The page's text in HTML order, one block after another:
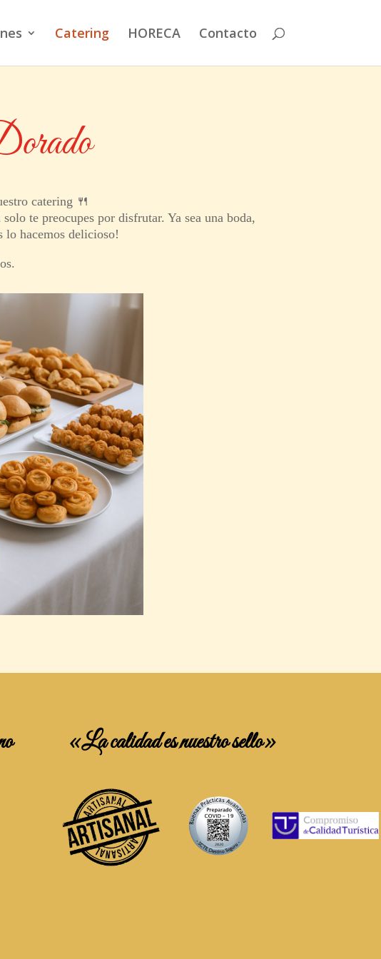
Catering HORECA Contacto
catering 🍴
te preocupes por disfrutar. Ya sea una boda,
lo hacemos delicioso!
«La calidad es nuestro sello»